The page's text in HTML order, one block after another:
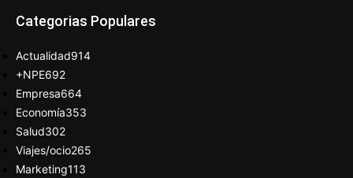
Categorias Populares
Actualidad914
+NPE692
Empresa664
Economía353
Salud302
Viajes/ocio265
Marketing113